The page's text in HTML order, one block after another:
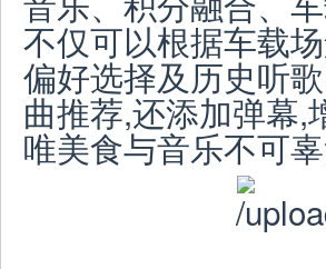
不仅可以根据车载
偏好选择及历史听
曲推荐,还添加弹幕,
唯美食与音乐不可辜